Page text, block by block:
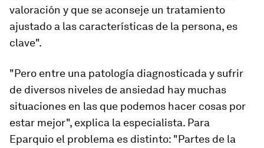
valoración y que se aconseje un tratamiento
ajustado a las características de la persona, es
clave".
"Pero entre una patología diagnosticada y sufrir
de diversos niveles de ansiedad hay muchas
situaciones en las que podemos hacer cosas por
estar mejor", explica la especialista. Para
Eparquio el problema es distinto: "Partes de la